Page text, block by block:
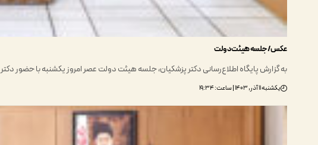
عکس/ جلسه هیئت دولت
به گزارش پایگاه اطلاع‌رسانی دکتر پزشکیان، جلسه هیئت دولت عصر امروز یکشنبه با حضور
یکشنبه ۱۱ آذر, ۱۴۰۳ | ساعت: ۱۹:۳۴